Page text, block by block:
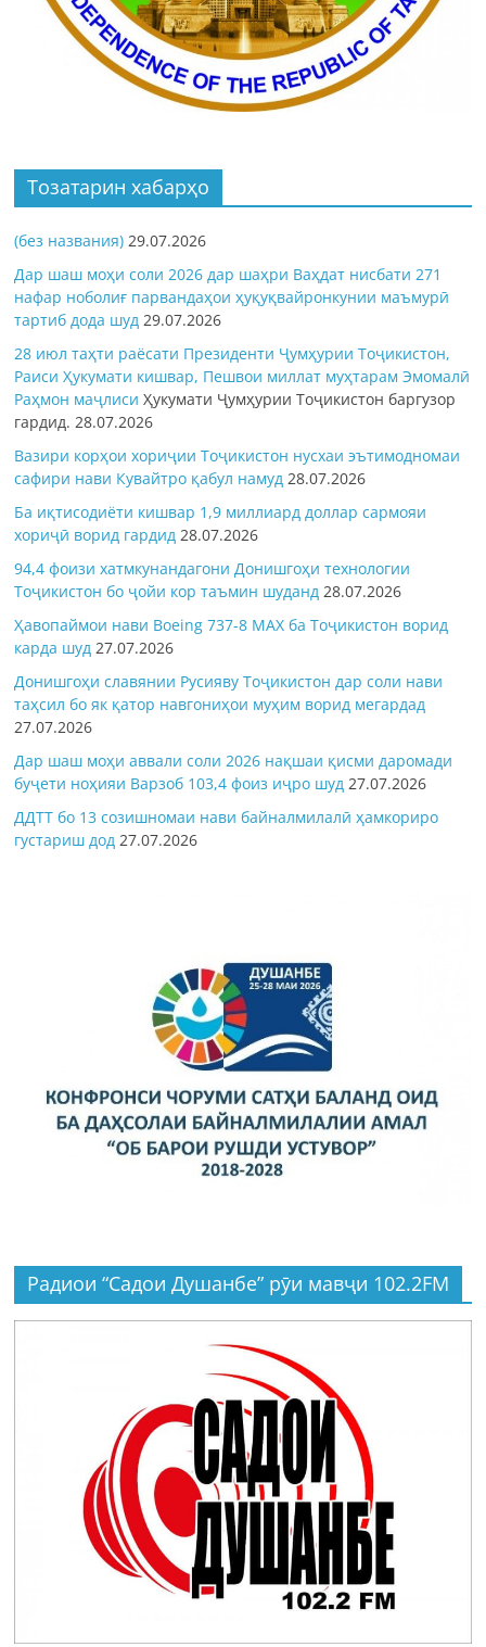
Тозатарин хабарҳо
(без названия) 29.07.2026
Дар шаш моҳи соли 2026 дар шаҳри Ваҳдат нисбати 271
нафар ноболиғ парвандаҳои ҳуқуқвайронкунии маъмурӣ
тартиб дода шуд 29.07.2026
28 июл таҳти раёсати Президенти Ҷумҳурии Тоҷикистон,
Раиси Ҳукумати кишвар, Пешвои миллат муҳтарам Эмомалӣ
Раҳмон маҷлисиҲукумати Ҷумҳурии Тоҷикистон баргузор
гардид.28.07.2026
Вазири корҳои хориҷии Тоҷикистон нусхаи эътимодномаи
сафири нави Кувайтро қабул намуд 28.07.2026
Ба иқтисодиёти кишвар 1,9 миллиард доллар сармояи
хориҷӣ ворид гардид 28.07.2026
94,4 фоизи хатмкунандагони Донишгоҳи технологии
Тоҷикистон бо ҷойи кор таъмин шуданд 28.07.2026
Ҳавопаймои нави Boeing 737-8 MAX ба Тоҷикистон ворид
карда шуд 27.07.2026
Донишгоҳи славянии Русияву Тоҷикистон дар соли нави
таҳсил бо як қатор навгониҳои муҳим ворид мегардад
27.07.2026
Дар шаш моҳи аввали соли 2026 нақшаи қисми даромади
буҷети ноҳияи Варзоб 103,4 фоиз иҷро шуд 27.07.2026
ДДТТ бо 13 созишномаи нави байналмилалӣ ҳамкориро
густариш дод 27.07.2026
Радиои “Садои Душанбе” рӯи мавҷи 102.2FM